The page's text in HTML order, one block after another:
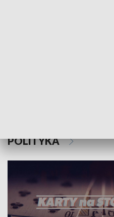
POLITYKA